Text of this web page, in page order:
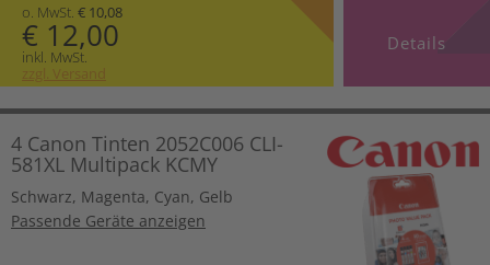
o. MwSt. € 10,08
€ 12,00
inkl. MwSt.
zzgl. Versand
Details
4 Canon Tinten 2052C006 CLI-
581XL Multipack KCMY
Schwarz, Magenta, Cyan, Gelb
Passende Geräte anzeigen